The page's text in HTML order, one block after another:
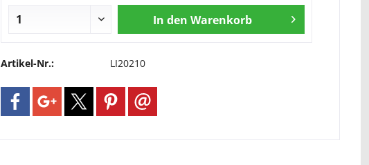
In den Warenkorb
Artikel-Nr.: LI20210